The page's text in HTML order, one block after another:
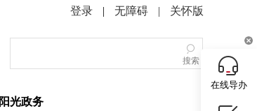
| 无障碍 | 关怀版
搜索
阳光政务
在线导办